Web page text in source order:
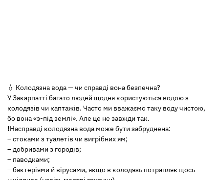
💧 Колодязна вода — чи справді вона безпечна?
У Закарпатті багато людей щодня користуються водою з
колодязів чи каптажів. Часто ми вважаємо таку воду чистою,
бо вона «з-під землі». Але це не завжди так.
❗Насправді колодязна вода може бути забруднена:
– стоками з туалетів чи вигрібних ям;
– добривами з городів;
– паводками;
– бактеріями й вірусами, якщо в колодязь потрапляє щось